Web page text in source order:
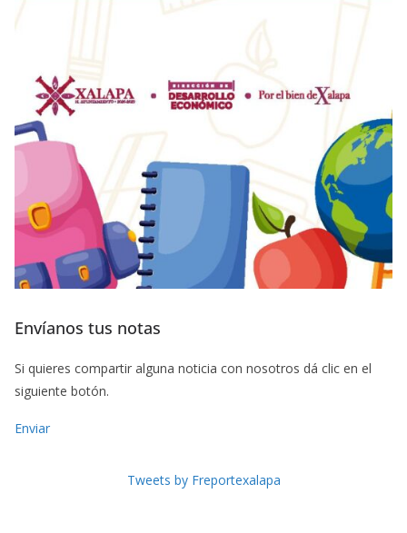
Envíanos tus notas
Si quieres compartir alguna noticia con nosotros dá clic en el
siguiente botón.
Enviar
Tweets by Freportexalapa